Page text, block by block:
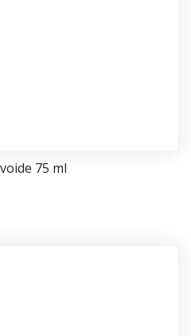
75 ml